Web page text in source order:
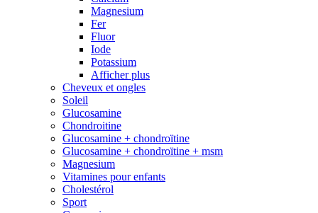
Magnesium
Fer
Fluor
Iode
Potassium
Afficher plus
Cheveux et ongles
Soleil
Glucosamine
Chondroitine
Glucosamine + chondroïtine
Glucosamine + chondroïtine + msm
Magnesium
Vitamines pour enfants
Cholestérol
Sport